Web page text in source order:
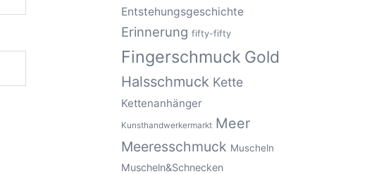
Entstehungsgeschichte
Erinnerung fifty-fifty
Fingerschmuck Gold
Halsschmuck Kette
Kettenanhänger
Kunsthandwerkermarkt Meer
Meeresschmuck Muscheln
Muscheln&Schnecken